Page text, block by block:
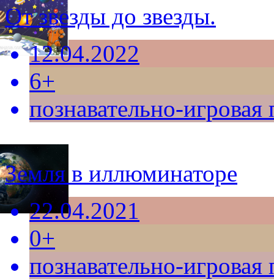
От звезды до звезды.
12.04.2022
6+
познавательно-
Земля в иллюминаторе
22.04.2021
0+
познавательно-